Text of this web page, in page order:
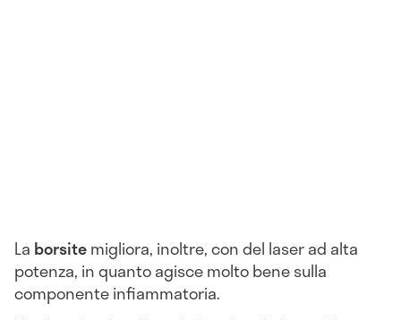
La borsitemigliora, inoltre, con del laser ad alta
potenza, in quanto agisce molto bene sulla
componente infiammatoria.